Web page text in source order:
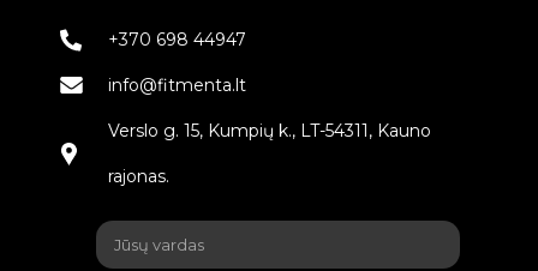
+370 698 44947
info@fitmenta.lt
Verslo g. 15, Kumpių k., LT-54311, Kauno
rajonas.